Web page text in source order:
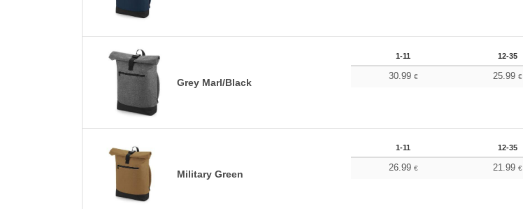
Grey Marl/Black
1-11 12-35
30.99 € 25.99 €
Military Green
1-11 12-35
26.99 € 21.99 €